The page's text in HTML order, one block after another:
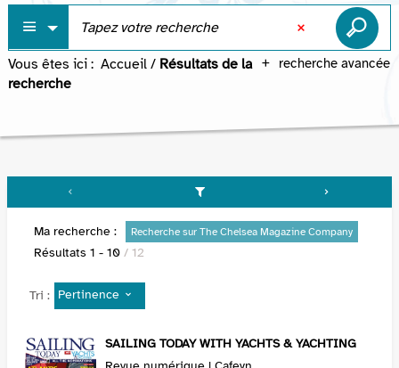
recherche avancée
Vous êtes ici : Accueil / Résultats de la
recherche
Ma recherche : Recherche sur The Chelsea Magazine Company
Résultats 1 - 10 / 12
Tri : Pertinence
SAILING TODAY WITH YACHTS & YACHTING